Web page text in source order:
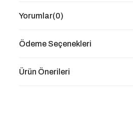
Yorumlar(0)
Ödeme Seçenekleri
Ürün Önerileri